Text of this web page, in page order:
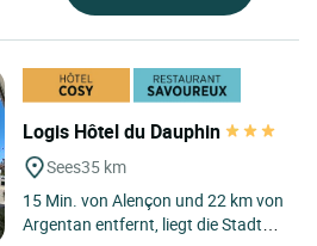
Logis Hôtel du Dauphin
Sees35 km
15 Min. von Alençon und 22 km von
Argentan entfernt, liegt die Stadt